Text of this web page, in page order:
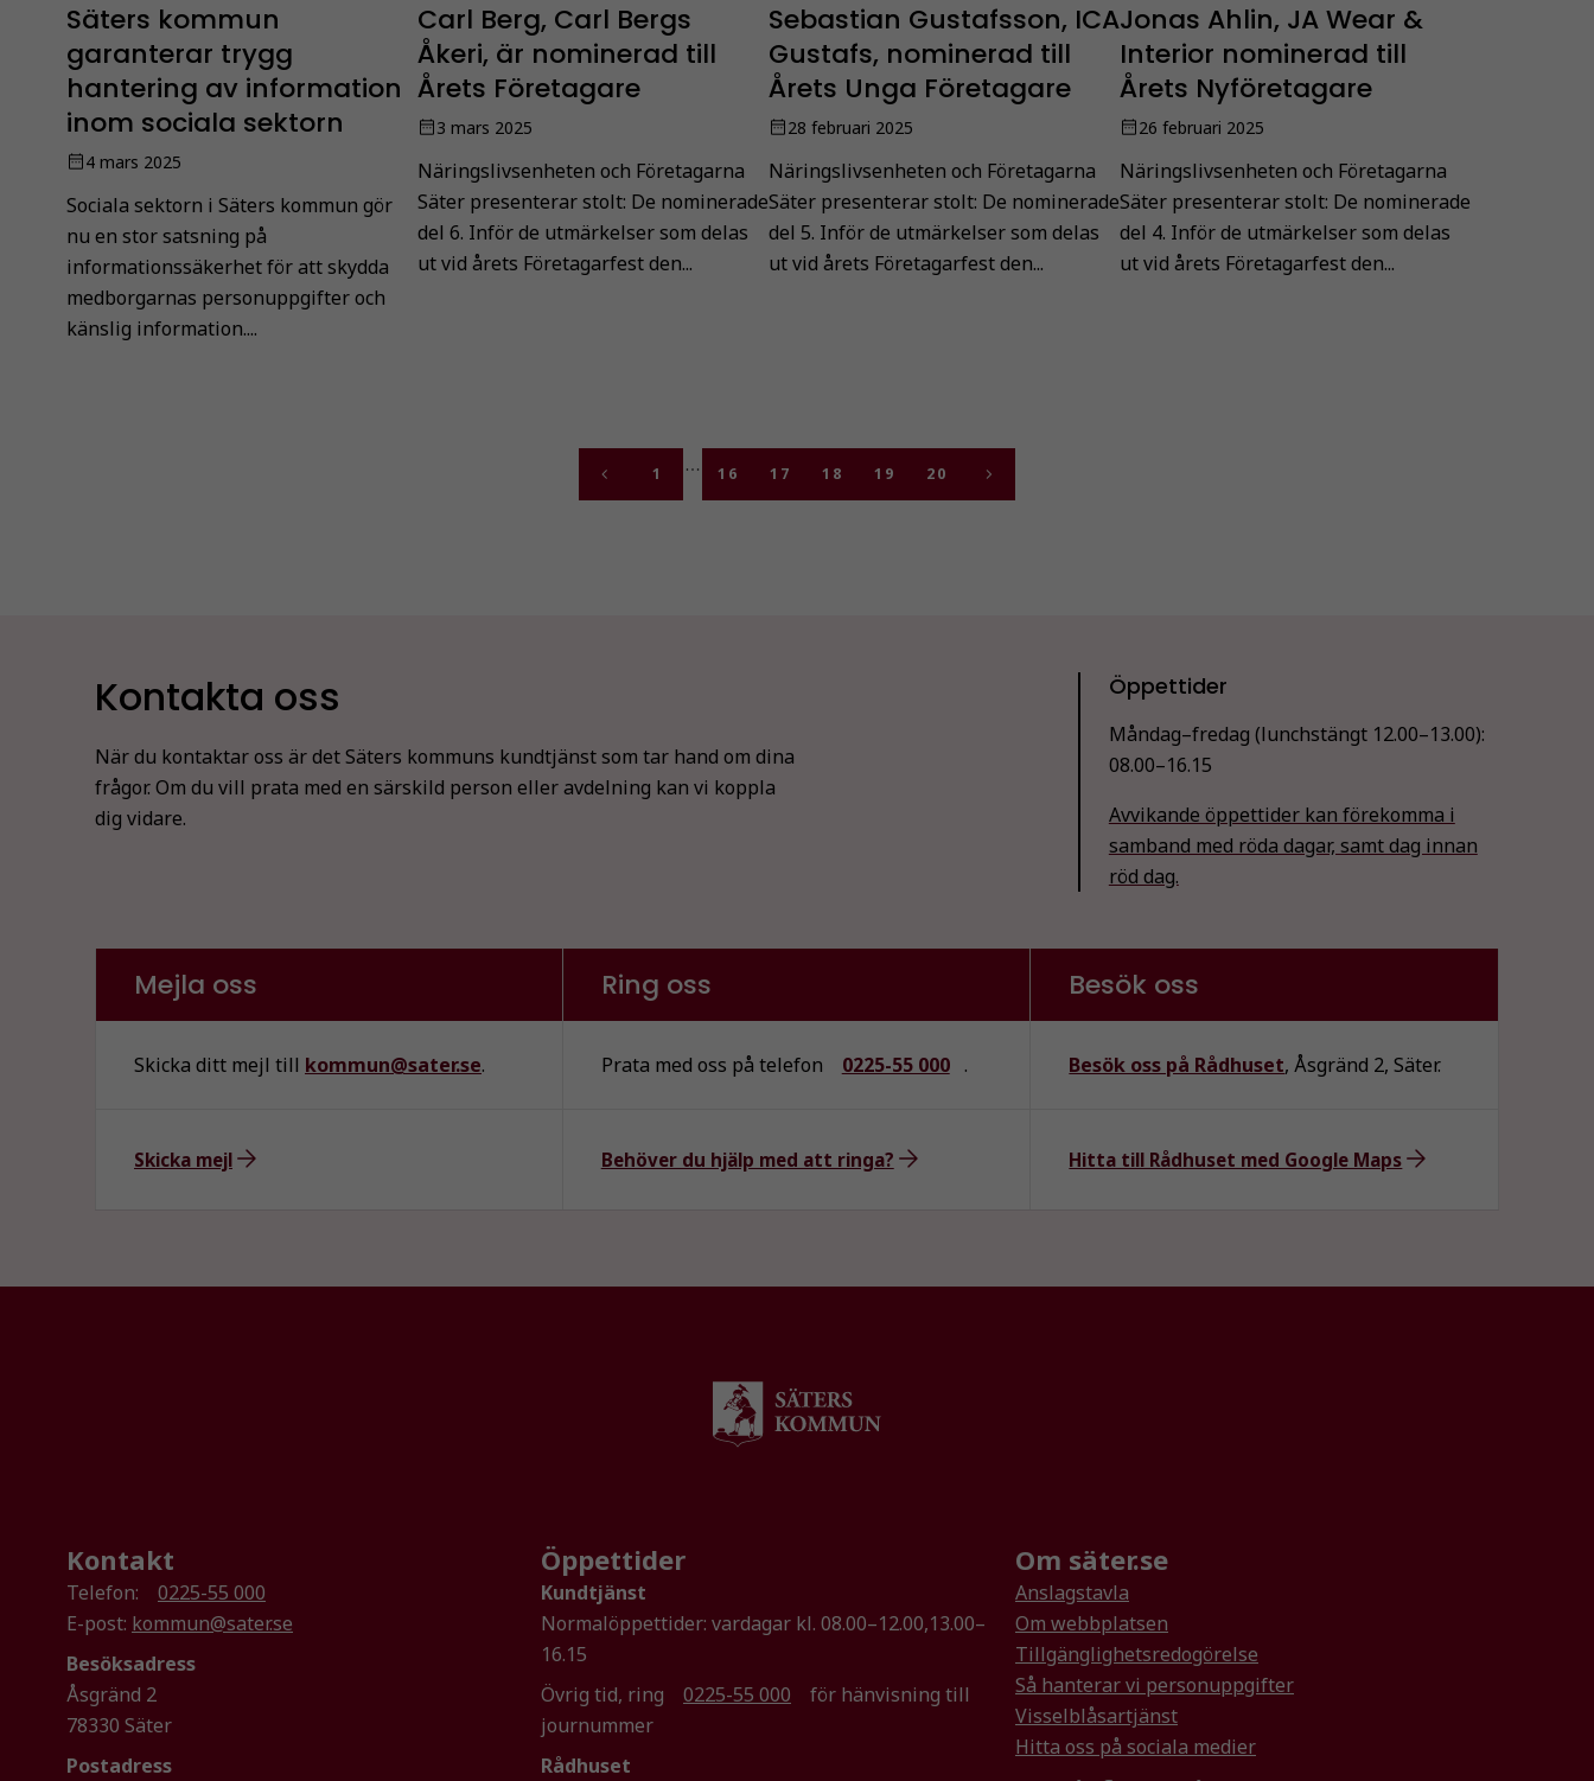
Säters kommun
garanterar trygg
hantering av information
inom sociala sektorn
4 mars 2025
Sociala sektorn i Säters kommun gör
nu en stor satsning på
informationssäkerhet för att skydda
medborgarnas personuppgifter och
känslig information....
Carl Berg, Carl Bergs
Åkeri, är nominerad till
Årets Företagare
3 mars 2025
Näringslivsenheten och Företagarna
Säter presenterar stolt: De nominerade
del 6. Inför de utmärkelser som delas
ut vid årets Företagarfest den...
Sebastian Gustafsson, ICA
Gustafs, nominerad till
Årets Unga Företagare
28 februari 2025
Näringslivsenheten och Företagarna
Säter presenterar stolt: De nominerade
del 5. Inför de utmärkelser som delas
ut vid årets Företagarfest den...
Jonas Ahlin, JA Wear &
Interior nominerad till
Årets Nyföretagare
26 februari 2025
Näringslivsenheten och Företagarna
Säter presenterar stolt: De nominerade
del 4. Inför de utmärkelser som delas
ut vid årets Företagarfest den...
1 16 17 18 19 20
Kontakta oss
När du kontaktar oss är det Säters kommuns kundtjänst som tar hand om dina
frågor. Om du vill prata med en särskild person eller avdelning kan vi koppla
dig vidare.
Öppettider
Måndag–fredag (lunchstängt 12.00–13.00):
08.00–16.15
Avvikande öppettider kan förekomma i
samband med röda dagar, samt dag innan
röd dag.
Mejla oss
Skicka ditt mejl till kommun@sater.se.
Skicka mejl
Ring oss
Prata med oss på telefon 0225-55 000 .
Behöver du hjälp med att ringa?
Besök oss
Besök oss på Rådhuset, Åsgränd 2, Säter.
Hitta till Rådhuset med Google Maps
Kontakt
Telefon:
0225-55 000
E-post: kommun@sater.se
Besöksadress
Åsgränd 2
78330 Säter
Postadress
Öppettider
Kundtjänst
Normalöppettider: vardagar kl. 08.00–12.00,13.00–
16.15
Övrig tid, ring
0225-55 000
för hänvisning till
journummer
Rådhuset
Om säter.se
Anslagstavla
Om webbplatsen
Tillgänglighetsredogörelse
Så hanterar vi personuppgifter
Visselblåsartjänst
Hitta oss på sociala medier
behövs för
fungera.
och
baserat på